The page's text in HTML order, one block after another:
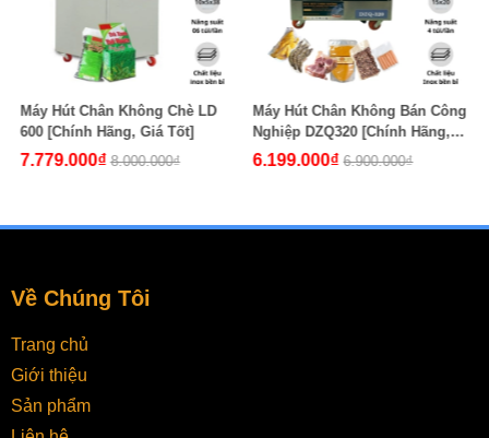
Máy Hút Chân Không Chè LD
600 [Chính Hãng, Giá Tốt]
7.779.000₫ 8.000.000₫
Máy Hút Chân Không Bán Công
Nghiệp DZQ320 [Chính Hãng,
Giá Tốt]
6.199.000₫ 6.900.000₫
Về Chúng Tôi
Trang chủ
Giới thiệu
Sản phẩm